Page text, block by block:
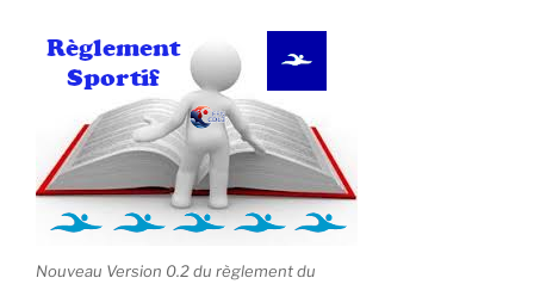
Nouveau Version 0.2 du règlement du